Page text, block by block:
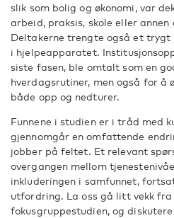
slik som bolig og økonomi, var
arbeid, praksis, skole eller
Deltakerne trengte også et trygt
i hjelpeapparatet.
siste fasen, ble omtalt som en
hverdagsrutiner, men også for å
både opp og nedturer.
Funnene i studien er i tråd med
gjennomgår en omfattende
jobber på feltet. Et relevant
overgangen mellom
inkluderingen i samfunnet,
utfordring. La oss gå litt vekk
fokusgruppestudien, og